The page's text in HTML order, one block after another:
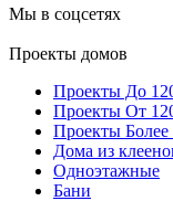
Мы в соцсетях
Проекты домов
Проекты До
Проекты От
Проекты Более
Дома из
Одноэтажные
Бани